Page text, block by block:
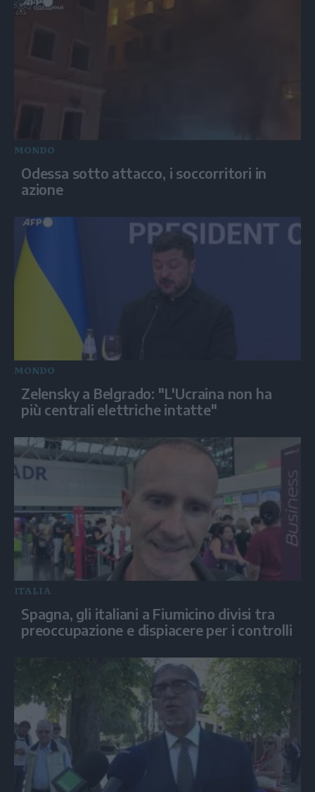
MONDO
Odessa sotto attacco, i soccorritori in
azione
MONDO
Zelensky a Belgrado: "L'Ucraina non ha
più centrali elettriche intatte"
ITALIA
Spagna, gli italiani a Fiumicino divisi tra
preoccupazione e dispiacere per i controlli